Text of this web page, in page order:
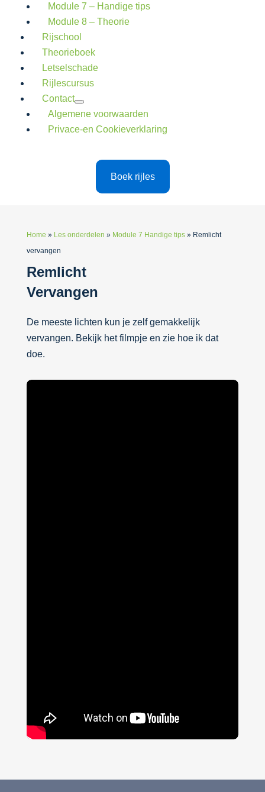
Module 7 – Handige tips
Module 8 – Theorie
Rijschool
Theorieboek
Letselschade
Rijlescursus
Contact
Algemene voorwaarden
Privace-en Cookieverklaring
Boek rijles
Home » Les onderdelen » Module 7 Handige tips» Remlicht
vervangen
Remlicht
Vervangen
De meeste lichten kun je zelf gemakkelijk
vervangen. Bekijk het filmpje en zie hoe ik dat
doe.